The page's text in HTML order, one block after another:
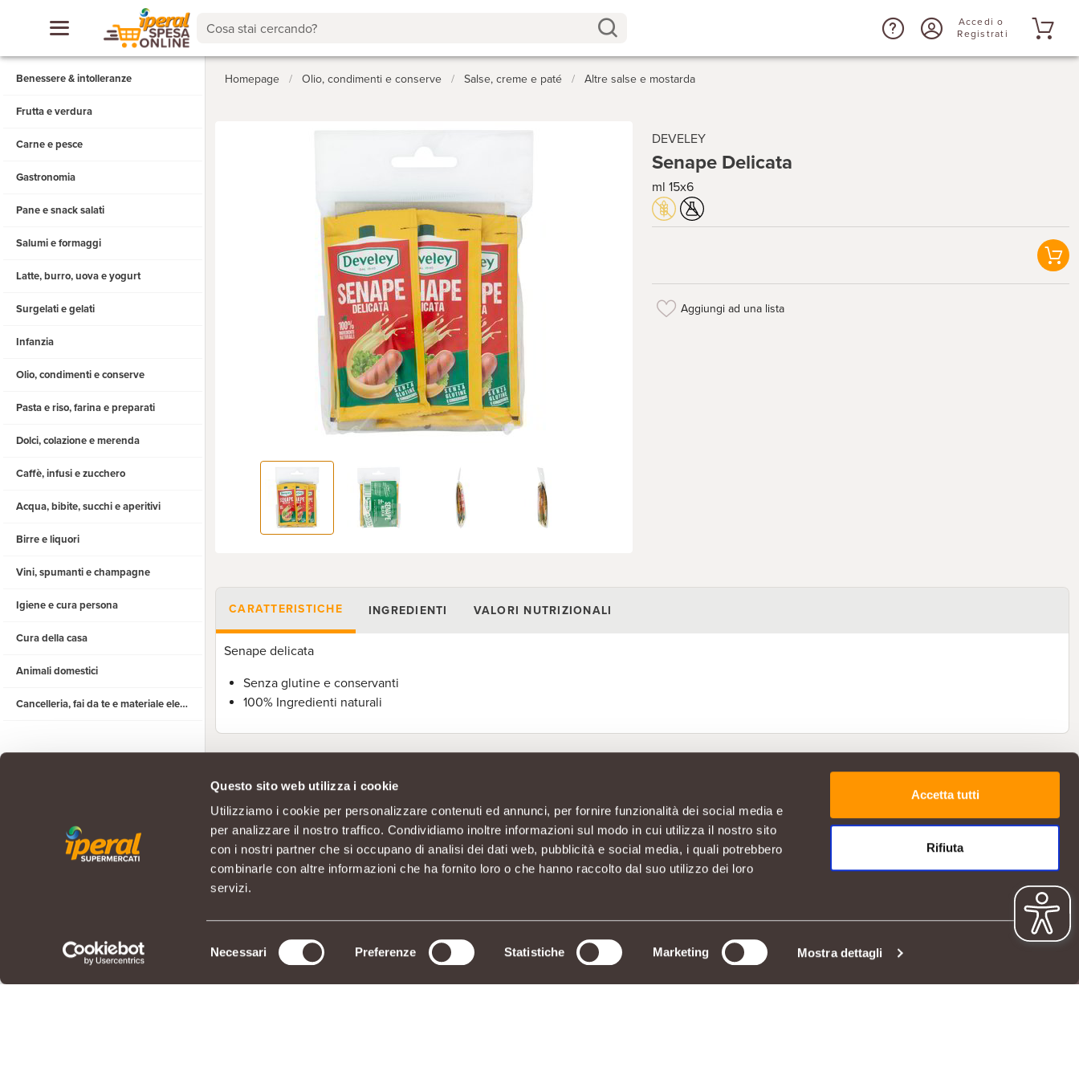
Questo sito web utilizza i cookie
Utilizziamo i cookie per personalizzare contenuti ed annunci, per fornire funzionalità dei social media e
per analizzare il nostro traffico. Condividiamo inoltre informazioni sul modo in cui utilizza il nostro sito
con i nostri partner che si occupano di analisi dei dati web, pubblicità e social media, i quali potrebbero
combinarle con altre informazioni che ha fornito loro o che hanno raccolto dal suo utilizzo dei loro
servizi.
del
Necessari Preferenze Statistiche Marketing Mostra dettagli
Accetta tutti
Rifiuta
Cosa stai cercando?
Accedi o
Registrati
Benessere & intolleranze
Frutta e verdura
Carne e pesce
Gastronomia
Pane e snack salati
Salumi e formaggi
Latte, burro, uova e yogurt
Surgelati e gelati
Infanzia
Olio, condimenti e conserve
Pasta e riso, farina e preparati
Dolci, colazione e merenda
Caffè, infusi e zucchero
Acqua, bibite, succhi e aperitivi
Birre e liquori
Vini, spumanti e champagne
Igiene e cura persona
Cura della casa
Animali domestici
Cancelleria, fai da te e materiale elettrico
Homepage / Olio, condimenti e conserve / Salse, creme e paté / Altre salse e mostarda
DEVELEY
Senape Delicata
ml 15x6
Aggiungi ad una lista
CARATTERISTICHE INGREDIENTI VALORI NUTRIZIONALI
Senape delicata
Senza glutine e conservanti
100% Ingredienti naturali
SERVIZIO CLIENTI
Hai bisogno di aiuto?